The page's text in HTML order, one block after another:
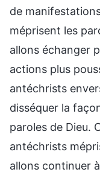
de
méprisent les
allons échanger
actions plus
antéchrists
disséquer la
paroles de Dieu.
antéchrists
allons continuer